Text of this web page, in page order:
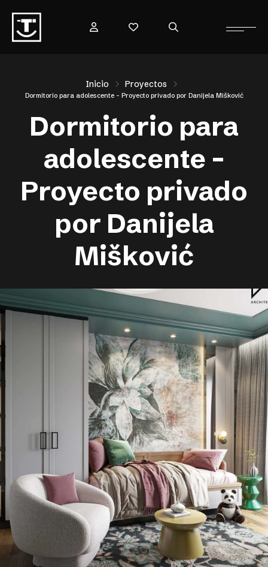
Inicio Proyectos
Dormitorio para adolescente – Proyecto privado por Danijela Mišković
Dormitorio para
adolescente –
Proyecto privado
por Danijela
Mišković